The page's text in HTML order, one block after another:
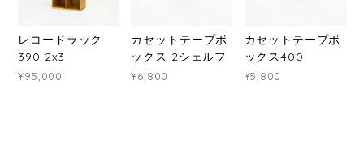
レコードラック
390 2x3
¥95,000
カセットテープボ
ックス 2シェルフ
¥6,800
カセットテープボ
ックス400
¥5,800